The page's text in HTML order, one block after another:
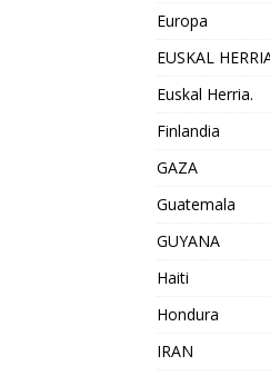
Europa
EUSKAL
Euskal Herria.
Finlandia
GAZA
Guatemala
GUYANA
Haiti
Hondura
IRAN